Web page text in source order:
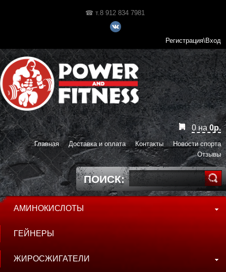
☎ т.8 912 834 7981
Регистрация\Вход
0на0р.
Главная Доставка и оплата Контакты
Новости спорта
Отзывы
ПОИСК:
АМИНОКИСЛОТЫ
ГЕЙНЕРЫ
ЖИРОСЖИГАТЕЛИ